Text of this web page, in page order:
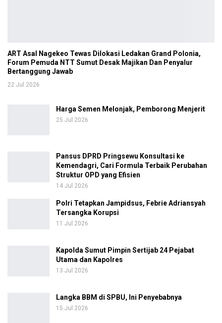
ART Asal Nagekeo Tewas Dilokasi Ledakan Grand Polonia,
Forum Pemuda NTT Sumut Desak Majikan Dan Penyalur
Bertanggung Jawab
22 Jul 2026
Harga Semen Melonjak, Pemborong Menjerit
25 Jul 2026
Pansus DPRD Pringsewu Konsultasi ke
Kemendagri, Cari Formula Terbaik Perubahan
Struktur OPD yang Efisien
14 Jul 2026
Polri Tetapkan Jampidsus, Febrie Adriansyah
Tersangka Korupsi
11 Jul 2026
Kapolda Sumut Pimpin Sertijab 24 Pejabat
Utama dan Kapolres
13 Jul 2026
Langka BBM di SPBU, Ini Penyebabnya
15 Jul 2026